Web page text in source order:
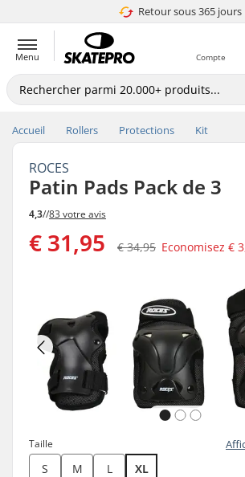
Retour sous 365 jours
4.8 de 5
Menu Compte
Accueil Rollers Protections Kit
ROCES
Patin Pads Pack de 3
4,3//83 votre avis
€ 31,95 € 34,95 Economisez €
Taille
S M L XL